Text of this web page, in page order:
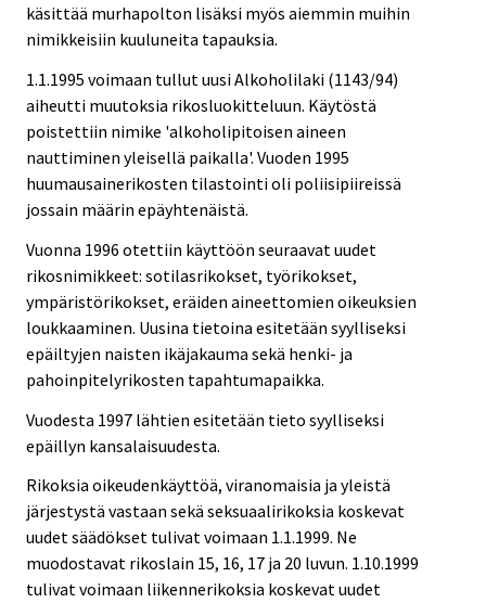
käsittää murhapolton lisäksi myös aiemmin muihin
nimikkeisiin kuuluneita tapauksia.
1.1.1995 voimaan tullut uusi Alkoholilaki (1143/94)
aiheutti muutoksia rikosluokitteluun. Käytöstä
poistettiin nimike 'alkoholipitoisen aineen
nauttiminen yleisellä paikalla'. Vuoden 1995
huumausainerikosten tilastointi oli poliisipiireissä
jossain määrin epäyhtenäistä.
Vuonna 1996 otettiin käyttöön seuraavat uudet
rikosnimikkeet: sotilasrikokset, työrikokset,
ympäristörikokset, eräiden aineettomien oikeuksien
loukkaaminen. Uusina tietoina esitetään syylliseksi
epäiltyjen naisten ikäjakauma sekä henki- ja
pahoinpitelyrikosten tapahtumapaikka.
Vuodesta 1997 lähtien esitetään tieto syylliseksi
epäillyn kansalaisuudesta.
Rikoksia oikeudenkäyttöä, viranomaisia ja yleistä
järjestystä vastaan sekä seksuaalirikoksia koskevat
uudet säädökset tulivat voimaan 1.1.1999. Ne
muodostavat rikoslain 15, 16, 17 ja 20 luvun. 1.10.1999
tulivat voimaan liikennerikoksia koskevat uudet